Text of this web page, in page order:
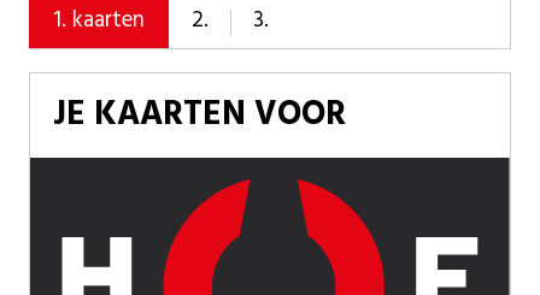
1. kaarten 2. 3.
JE KAARTEN VOOR